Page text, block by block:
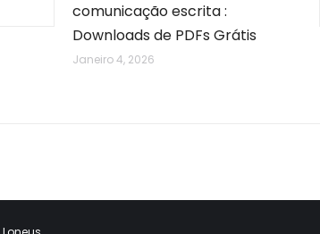
comunicação escrita :
Downloads de PDFs Grátis
Janeiro 4, 2026